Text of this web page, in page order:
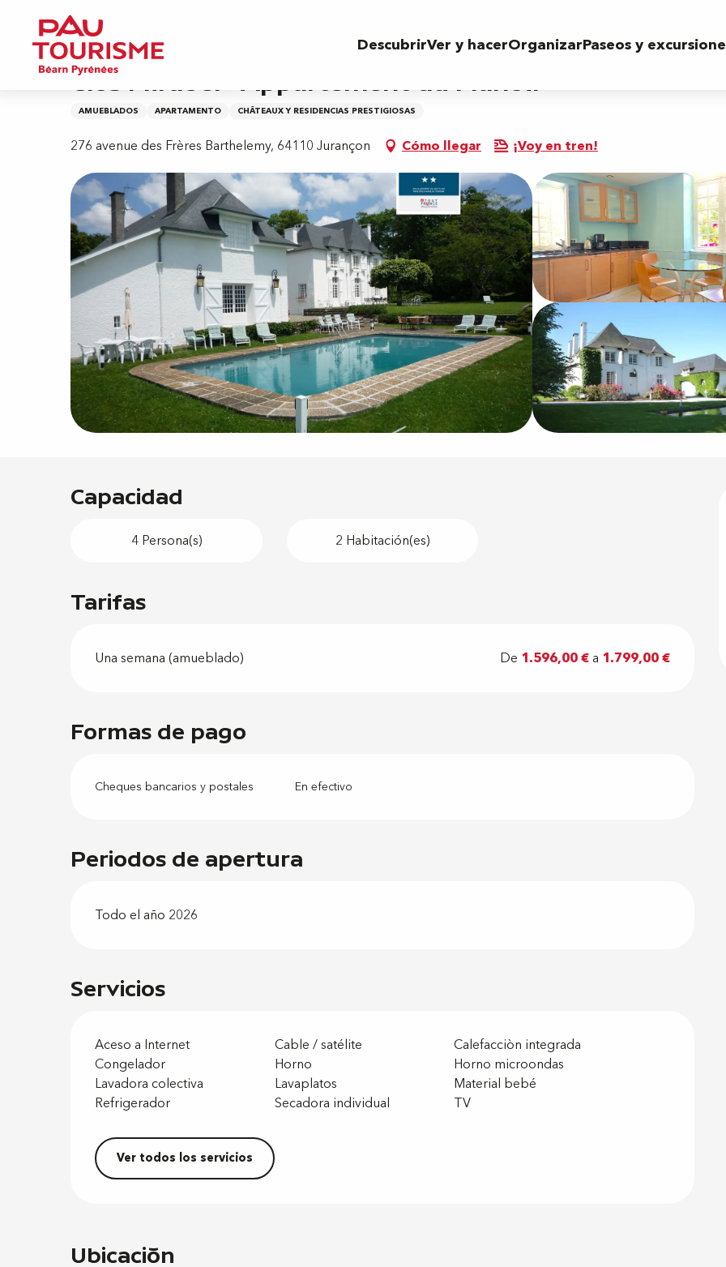
contenu
principal
DescubrirVer y hacerOrganizarPaseos y
Inicio
Clos Mirabel - Appartement du Manoir
AMUEBLADOS APARTAMENTO CHÂTEAUX Y RESIDENCIAS PRESTIGIOSAS
276 avenue des Frères Barthelemy, 64110 Jurançon Cómo llegar ¡Voy en tren!
Capacidad
4 Persona(s) 2 Habitación(es)
Servicios
Aceso a Internet Cable / satélite
Calefacciòn integrada
Congelador
Horno
Horno microondas
Lavadora colectiva
Lavaplatos
Material bebé
Refrigerador
Secadora individual TV
Ver todos los servicios
Tarifas
Una semana (amueblado) De 1.596,00 €a 1.799,00 €
Formas de pago
Cheques bancarios y postales En efectivo
Periodos de apertura
Todo el año 2026
Ubicación